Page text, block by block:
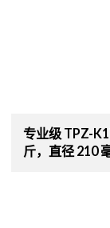
专业级 TPZ-
斤，直径 210